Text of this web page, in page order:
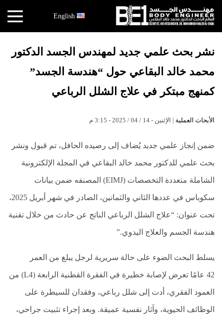
English ×
البقاعي
الأبحاث
العملية
الجسد
عالم
قصص
نقص
الاكسجين
الدماغي
خلع
الولادة
بكل
أنواعها
نشر بحث علمي جديد لمهندس الجسد الدكتور
محمد خالد البقاعي حول “هندسة الجسد”
كمنهج مبتكر في علاج الشلل الرباعي
الأبحاث العملية | الإثنين - 14 / 04 / 2025 - 3:15 م
ضمن إنجاز علمي جديد يُضاف إلى رصيده الحافل، تم قبول ونشر
بحث علمي للدكتور محمد خالد البقاعي في المجلة الإلكترونية
الشاملة متعددة التخصصات (EIMJ) المصنفه ضمن بيانات
سكوباس في عددها الثاني والثمانين، الصادر في شهر أبريل 2025،
تحت عنوان: “علاج الشلل الرباعي الناتج عن حادث من خلال تقنية
هندسة الجسم والعلاج اليدوي.”
يسلط البحث الضوء على حالة سريرية لرجل يبلغ من العمر
42 عامًا تعرض لإصابة خطيرة في الفقرة القطنية الرابعة (L4) من
العمود الفقري، أدت إلى شلل رباعي، وفقدان للسيطرة على
الوظائف الحيوية، وآثار نفسية عميقة. وبعد إجراء تثبيت جراحي،